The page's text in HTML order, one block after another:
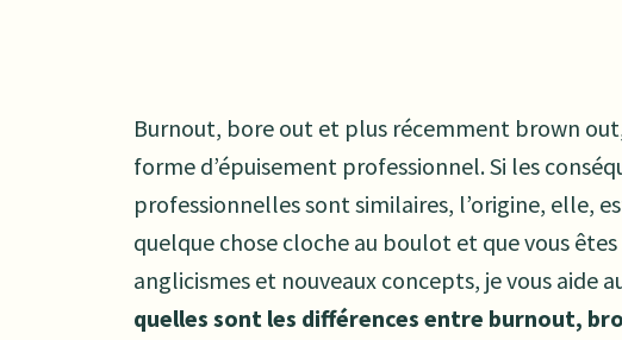
Burnout, bore out et plus récemment brown
forme d’épuisement professionnel. Si les
professionnelles sont similaires, l’origine, elle,
quelque chose cloche au boulot et que vous êtes
anglicismes et nouveaux concepts, je vous aide
quelles sont les différences entre burnout,